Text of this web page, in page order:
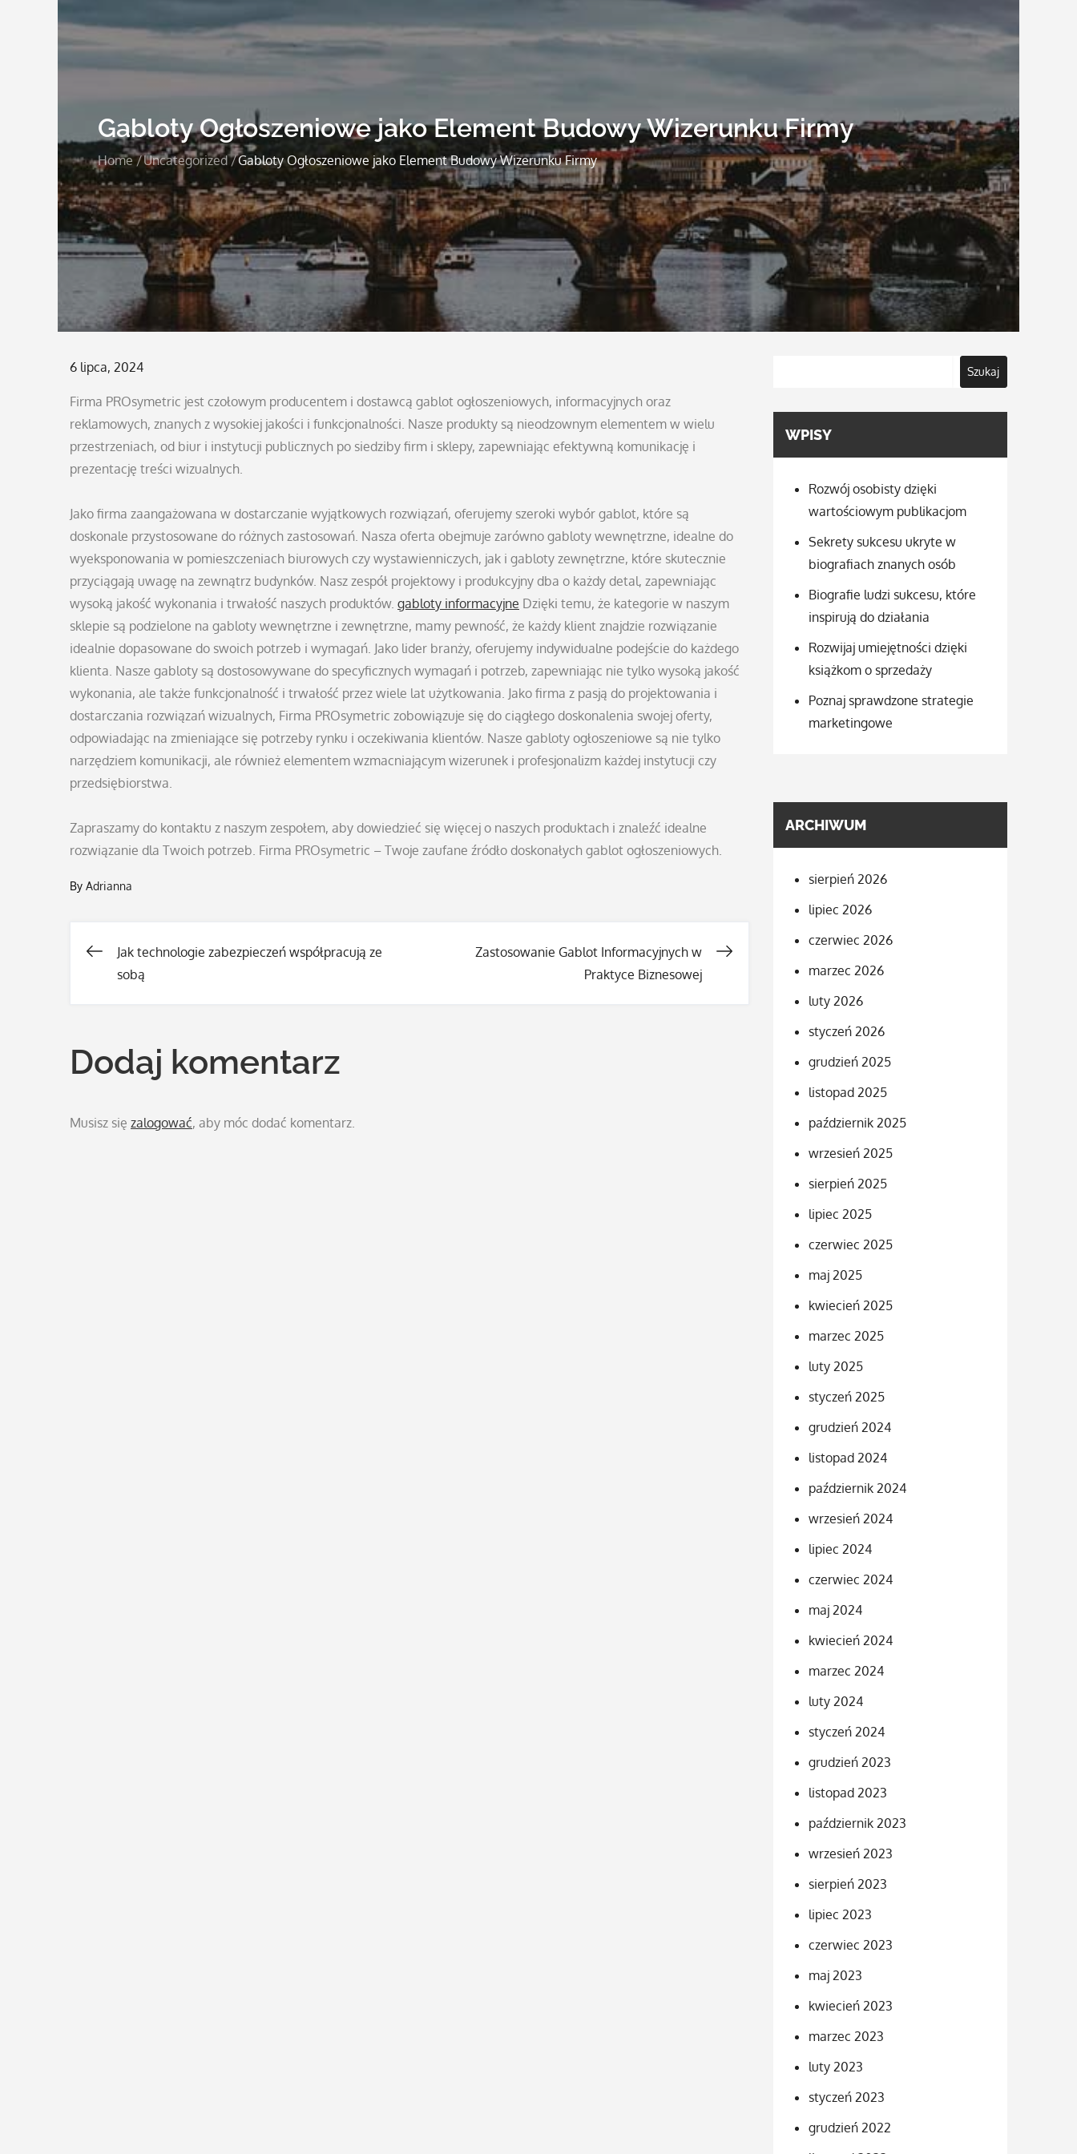
Gabloty Ogłoszeniowe jako Element Budowy Wizerunku Firmy
Home Uncategorized Gabloty Ogłoszeniowe jako Element Budowy Wizerunku Firmy
Posted
6 lipca, 2024
Firma PROsymetric jest czołowym producentem i dostawcą gablot ogłoszeniowych, informacyjnych oraz
reklamowych, znanych z wysokiej jakości i funkcjonalności. Nasze produkty są nieodzownym elementem w wielu
przestrzeniach, od biur i instytucji publicznych po siedziby firm i sklepy, zapewniając efektywną komunikację i
prezentację treści wizualnych.
Jako firma zaangażowana w dostarczanie wyjątkowych rozwiązań, oferujemy szeroki wybór gablot, które są
doskonale przystosowane do różnych zastosowań. Nasza oferta obejmuje zarówno gabloty wewnętrzne, idealne do
wyeksponowania w pomieszczeniach biurowych czy wystawienniczych, jak i gabloty zewnętrzne, które skutecznie
przyciągają uwagę na zewnątrz budynków. Nasz zespół projektowy i produkcyjny dba o każdy detal, zapewniając
wysoką jakość wykonania i trwałość naszych produktów. gabloty informacyjne Dzięki temu, że kategorie w naszym
sklepie są podzielone na gabloty wewnętrzne i zewnętrzne, mamy pewność, że każdy klient znajdzie rozwiązanie
idealnie dopasowane do swoich potrzeb i wymagań. Jako lider branży, oferujemy indywidualne podejście do każdego
klienta. Nasze gabloty są dostosowywane do specyficznych wymagań i potrzeb, zapewniając nie tylko wysoką jakość
wykonania, ale także funkcjonalność i trwałość przez wiele lat użytkowania. Jako firma z pasją do projektowania i
dostarczania rozwiązań wizualnych, Firma PROsymetric zobowiązuje się do ciągłego doskonalenia swojej oferty,
odpowiadając na zmieniające się potrzeby rynku i oczekiwania klientów. Nasze gabloty ogłoszeniowe są nie tylko
narzędziem komunikacji, ale również elementem wzmacniającym wizerunek i profesjonalizm każdej instytucji czy
przedsiębiorstwa.
Zapraszamy do kontaktu z naszym zespołem, aby dowiedzieć się więcej o naszych produktach i znaleźć idealne
rozwiązanie dla Twoich potrzeb. Firma PROsymetric – Twoje zaufane źródło doskonałych gablot ogłoszeniowych.
By Adrianna
Nawigacja
Jak technologie zabezpieczeń współpracują ze
sobą
Zastosowanie Gablot Informacyjnych w
Praktyce Biznesowej
Dodaj komentarz
Musisz się zalogować, aby móc dodać komentarz.
Szukaj
WPISY
Rozwój osobisty dzięki
wartościowym publikacjom
Sekrety sukcesu ukryte w
biografiach znanych osób
Biografie ludzi sukcesu, które
inspirują do działania
Rozwijaj umiejętności dzięki
książkom o sprzedaży
Poznaj sprawdzone strategie
marketingowe
ARCHIWUM
sierpień 2026
lipiec 2026
czerwiec 2026
marzec 2026
luty 2026
styczeń 2026
grudzień 2025
listopad 2025
październik 2025
wrzesień 2025
sierpień 2025
lipiec 2025
czerwiec 2025
maj 2025
kwiecień 2025
marzec 2025
luty 2025
styczeń 2025
grudzień 2024
listopad 2024
październik 2024
wrzesień 2024
lipiec 2024
czerwiec 2024
maj 2024
kwiecień 2024
marzec 2024
luty 2024
styczeń 2024
grudzień 2023
listopad 2023
październik 2023
wrzesień 2023
sierpień 2023
lipiec 2023
czerwiec 2023
maj 2023
kwiecień 2023
marzec 2023
luty 2023
styczeń 2023
grudzień 2022